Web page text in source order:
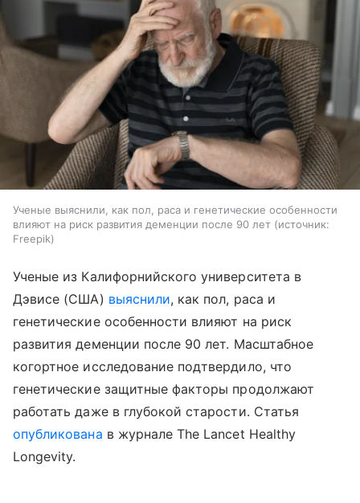
Ученые выяснили, как пол, раса и генетические особенности
влияют на риск развития деменции после 90 лет
источник:
Freepik
Ученые из Калифорнийского университета в
Дэвисе (США) выяснили, как пол, раса и
генетические особенности влияют на риск
развития деменции после 90 лет. Масштабное
когортное исследование подтвердило, что
генетические защитные факторы продолжают
работать даже в глубокой старости. Статья
опубликована в журнале The Lancet Healthy
Longevity.